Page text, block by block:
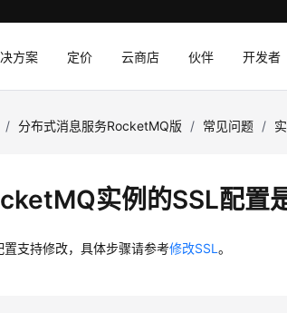
方案 定价 云商店 伙伴 开发者
/ 分布式消息服务RocketMQ版 / 常见问题 /
实例的SSL配置
置支持修改，具体步骤请参考修改SSL。